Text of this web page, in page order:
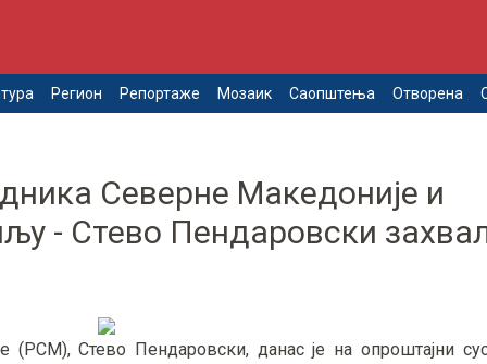
Регион Репортаже Мозаик Саопштења Отворена
Северне Македоније и
- Стево Пендаровски
(РСМ), Стево Пендаровски, данас је на опроштајни